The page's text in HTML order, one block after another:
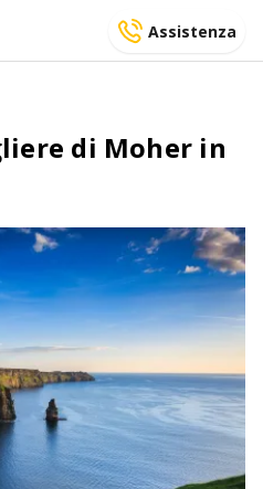
Assistenza
di Moher in